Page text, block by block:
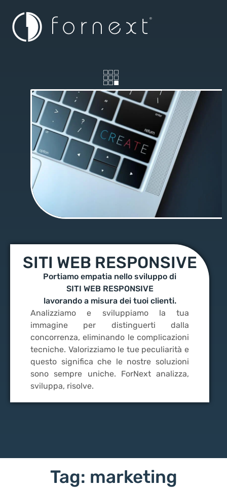
SITI WEB RESPONSIVE
Portiamo empatia nello sviluppo di
SITI WEB RESPONSIVE
lavorando a misura dei tuoi clienti.
Analizziamo e sviluppiamo la tua
immagine per distinguerti dalla
concorrenza, eliminando le complicazioni
tecniche. Valorizziamo le tue peculiarità e
questo significa che le nostre soluzioni
sono sempre uniche. ForNext analizza,
sviluppa, risolve.
Tag: marketing